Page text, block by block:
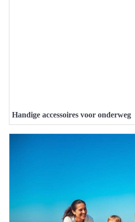
Handige accessoires voor onderweg